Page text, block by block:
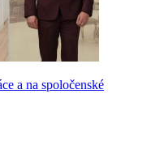
a na spoločenské